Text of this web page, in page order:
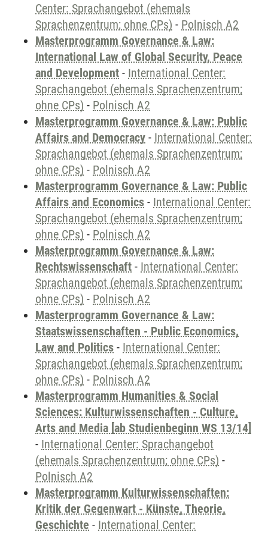
Center: Sprachangebot (ehemals
Sprachenzentrum; ohne CPs) - Polnisch A2
Masterprogramm Governance & Law:
International Law of Global Security, Peace
and Development - International Center:
Sprachangebot (ehemals Sprachenzentrum;
ohne CPs) - Polnisch A2
Masterprogramm Governance & Law: Public
Affairs and Democracy - International Center:
Sprachangebot (ehemals Sprachenzentrum;
ohne CPs) - Polnisch A2
Masterprogramm Governance & Law: Public
Affairs and Economics - International Center:
Sprachangebot (ehemals Sprachenzentrum;
ohne CPs) - Polnisch A2
Masterprogramm Governance & Law:
Rechtswissenschaft - International Center:
Sprachangebot (ehemals Sprachenzentrum;
ohne CPs) - Polnisch A2
Masterprogramm Governance & Law:
Staatswissenschaften - Public Economics,
Law and Politics - International Center:
Sprachangebot (ehemals Sprachenzentrum;
ohne CPs) - Polnisch A2
Masterprogramm Humanities & Social
Sciences: Kulturwissenschaften - Culture,
Arts and Media [ab Studienbeginn WS 13/14]
- International Center: Sprachangebot
(ehemals Sprachenzentrum; ohne CPs) -
Polnisch A2
Masterprogramm Kulturwissenschaften:
Kritik der Gegenwart - Künste, Theorie,
Geschichte - International Center: